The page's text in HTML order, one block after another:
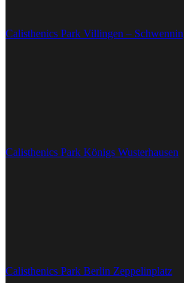
Calisthenics Park Villingen –
Calisthenics Park Königs Wusterhausen
Calisthenics Park Berlin Zeppelinplatz